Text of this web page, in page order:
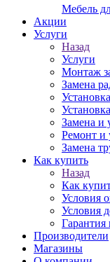
Мебель
Акции
Услуги
Назад
Услуги
Монтаж
Замена
Замена и
Ремонт и
Замена
Как купить
Назад
Как
Условия
Условия
Гарантия
Производители
Магазины